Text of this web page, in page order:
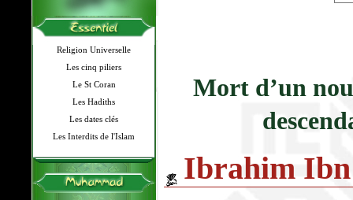
Religion Universelle
Les cinq piliers
Le St Coran
Les Hadiths
Les dates clés
Les Interdits de l'Islam
Mort d’un
Ibrahim